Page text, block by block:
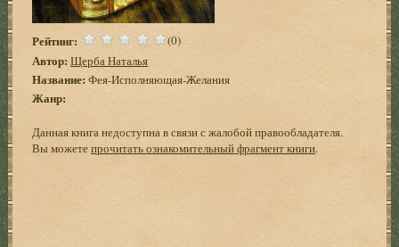
Рейтинг: (0)
Автор: Щерба Наталья
Название: Фея-Исполняющая-Желания
Жанр:
Данная книга недоступна в связи с жалобой правообладателя.
Вы можетепрочитать ознакомительный фрагмент книги.